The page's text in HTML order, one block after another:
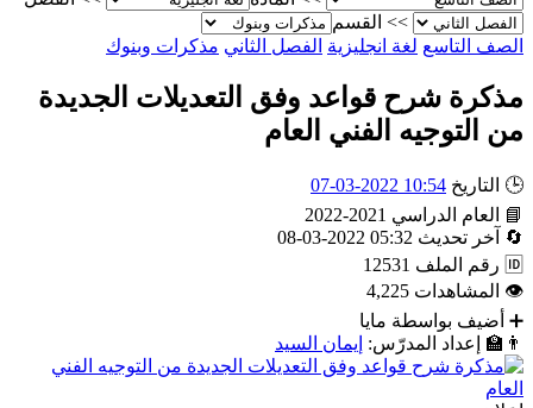
>>
القسم
الصف التاسع لغة انجليزية الفصل الثاني مذكرات وبنوك
مذكرة شرح قواعد وفق التعديلات الجديدة
من التوجيه الفني العام
🕒 التاريخ 10:54 2022-03-07
📘
العام الدراسي 2021-2022
🔄
آخر تحديث 05:32 2022-03-08
🆔 رقم الملف 12531
👁
المشاهدات 4,225
➕
أضيف بواسطة مايا
👨‍🏫
إعداد المدرّس: إيمان السيد